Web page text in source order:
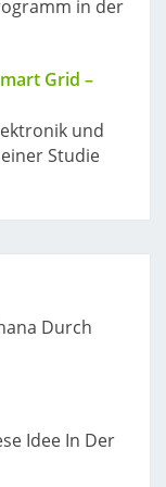
in der
Grid –
und
Studie
Durch
Idee In Der